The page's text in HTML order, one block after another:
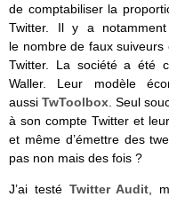
de comptabiliser la
Twitter. Il y a notamment
le nombre de faux
Twitter. La société a été
Waller. Leur modèle
aussi TwToolbox . Seul
à son compte Twitter et
et même d’émettre des
pas non mais des fois ?
J’ai testé Twitter Audit ,